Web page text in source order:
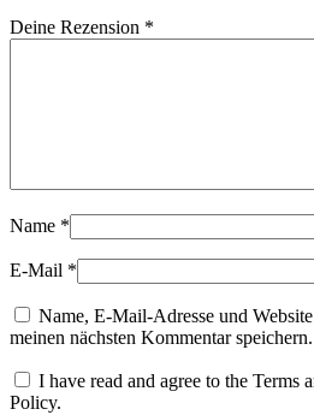
Deine Rezension *
Name *
E-Mail *
Name, E-Mail-Adresse und
meinen nächsten Kommentar speichern.
I have read and agree to the Terms
Policy.